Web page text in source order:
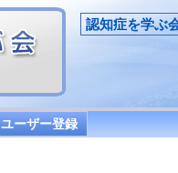
認知症を学ぶ
ユーザー登録